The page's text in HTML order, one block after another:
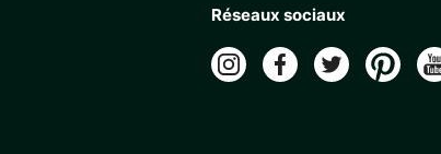
Réseaux sociaux